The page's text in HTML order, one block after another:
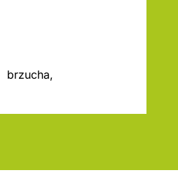
brzucha,